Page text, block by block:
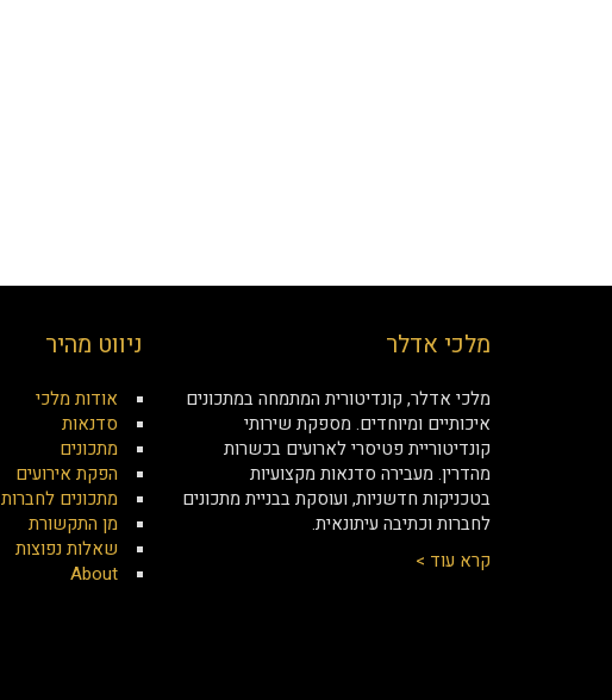
מלכי אדלר
מלכי אדלר, קונדיטורית המתמחה במתכונים
איכותיים ומיוחדים. מספקת שירותי
קונדיטוריית פטיסרי לארועים בכשרות
מהדרין. מעבירה סדנאות מקצועיות
בטכניקות חדשניות, ועוסקת בבניית מתכונים
לחברות וכתיבה עיתונאית.
קרא עוד >
ניווט מהיר
אודות מלכי
סדנאות
מתכונים
הפקת אירועים
מתכונים לחברות
מן התקשורת
שאלות נפוצות
About